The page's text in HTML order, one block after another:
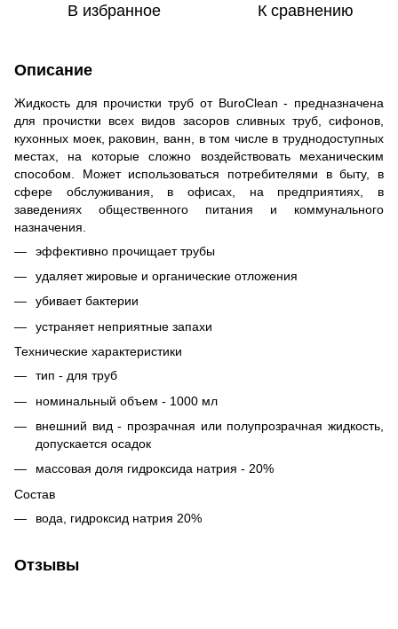
В избранное К сравнению
Описание
Жидкость для прочистки труб от BuroClean - предназначена
для прочистки всех видов засоров сливных труб, сифонов,
кухонных моек, раковин, ванн, в том числе в труднодоступных
местах, на которые сложно воздействовать механическим
способом. Может использоваться потребителями в быту, в
сфере обслуживания, в офисах, на предприятиях, в
заведениях общественного питания и коммунального
назначения.
эффективно прочищает трубы
удаляет жировые и органические отложения
убивает бактерии
устраняет неприятные запахи
Технические характеристики
тип - для труб
номинальный объем - 1000 мл
внешний вид - прозрачная или полупрозрачная жидкость,
допускается осадок
массовая доля гидроксида натрия - 20%
Состав
вода, гидроксид натрия 20%
Отзывы